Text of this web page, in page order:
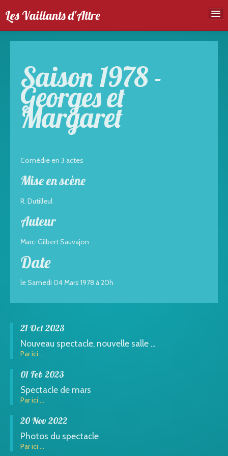
Les Vaillants d'Attre
Spectales
Agenda
Galeries photos
Saison 1978 -
Georges et
Margaret
Comédie en 3 actes
Mise en scène
R. Dutilleul
Auteur
Marc-Gilbert Sauvajon
Date
le Samedi 04 Mars 1978 à 20h
21 Oct 2023
Nouveau spectacle, nouvelle salle ...
Par ici ...
01 Feb 2023
Spectacle de mars
Par ici ...
20 Nov 2022
Photos du spectacle
Par ici ...